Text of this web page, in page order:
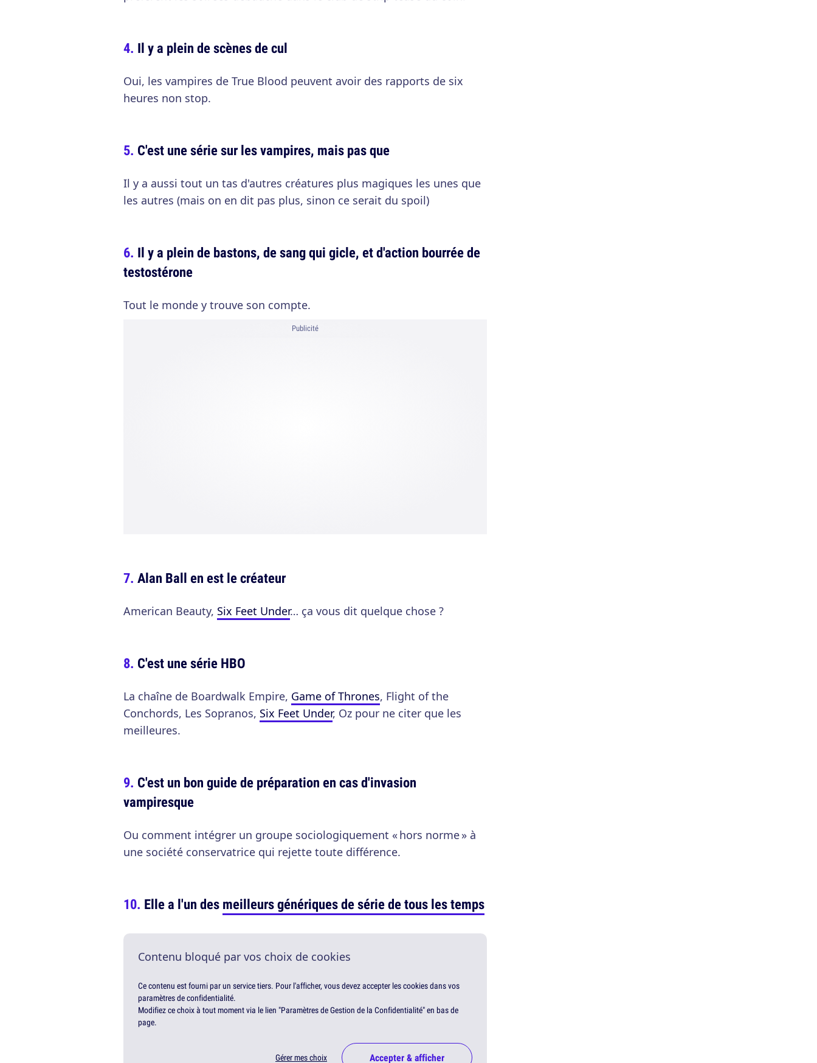
Il y a plein de scènes de cul
Oui, les vampires de True Blood peuvent avoir des rapports de six
heures non stop.
C'est une série sur les vampires, mais pas que
Il y a aussi tout un tas d'autres créatures plus magiques les unes que
les autres (mais on en dit pas plus, sinon ce serait du spoil)
Il y a plein de bastons, de sang qui gicle, et d'action bourrée de
testostérone
Tout le monde y trouve son compte.
Publicité
Alan Ball en est le créateur
American Beauty, Six Feet Under… ça vous dit quelque chose ?
C'est une série HBO
La chaîne de Boardwalk Empire, Game of Thrones, Flight of the
Conchords, Les Sopranos, Six Feet Under, Oz pour ne citer que les
meilleures.
C'est un bon guide de préparation en cas d'invasion
vampiresque
Ou comment intégrer un groupe sociologiquement « hors norme » à
une société conservatrice qui rejette toute différence.
Elle a l'un desmeilleurs génériques de série de tous les temps
Contenu bloqué par vos choix de cookies
Ce contenu est fourni par un service tiers. Pour l'afficher, vous devez accepter les cookies dans vos
paramètres de confidentialité.
Modifiez ce choix à tout moment via le lien "Paramètres de Gestion de la Confidentialité" en bas de
page.
Gérer mes choix Accepter & afficher